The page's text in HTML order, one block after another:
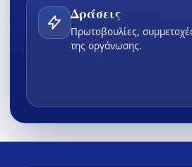
Δράσεις
Πρωτοβουλίες,
της οργάνωσης.